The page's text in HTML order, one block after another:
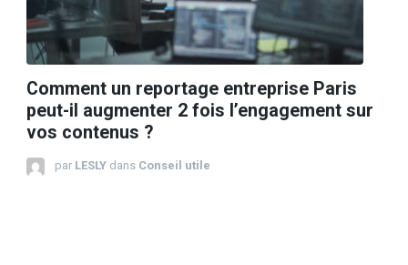
Comment un reportage entreprise Paris
peut-il augmenter 2 fois l’engagement sur
vos contenus ?
par LESLY dans Conseil utile